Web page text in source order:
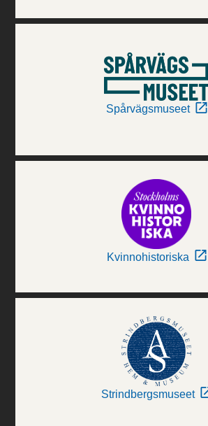
Spårvägsmuseet
Kvinnohistoriska
Strindbergsmuseet